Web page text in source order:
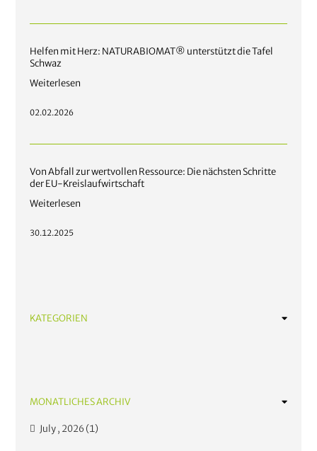
Helfen mit Herz: NATURABIOMAT® unterstützt die Tafel
Schwaz
Weiterlesen
02.02.2026
Von Abfall zur wertvollen Ressource: Die nächsten Schritte
der EU-Kreislaufwirtschaft
Weiterlesen
30.12.2025
KATEGORIEN
MONATLICHES ARCHIV
July , 2026 (1)